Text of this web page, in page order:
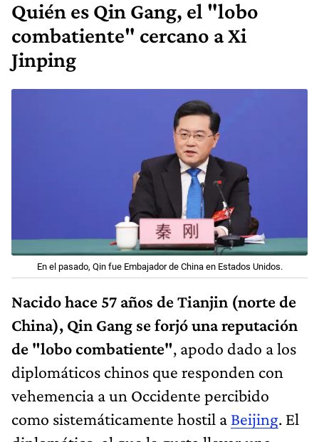
Quién es Qin Gang, el "lobo
combatiente" cercano a Xi
Jinping
En el pasado, Qin fue Embajador de China en Estados Unidos.
Nacido hace 57 años de Tianjin (norte de
China), Qin Gang se forjó una reputación
de "lobo combatiente", apodo dado a los
diplomáticos chinos que responden con
vehemencia a un Occidente percibido
como sistemáticamente hostil a Beijing. El